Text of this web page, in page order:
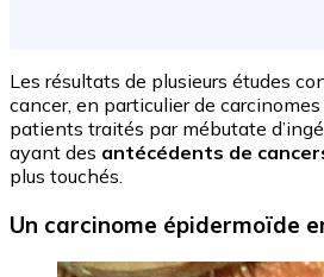
Les résultats de plusieurs études
cancer, en particulier de
patients traités par mébutate
ayant des antécédents de
plus touchés.
Un carcinome épidermoïde